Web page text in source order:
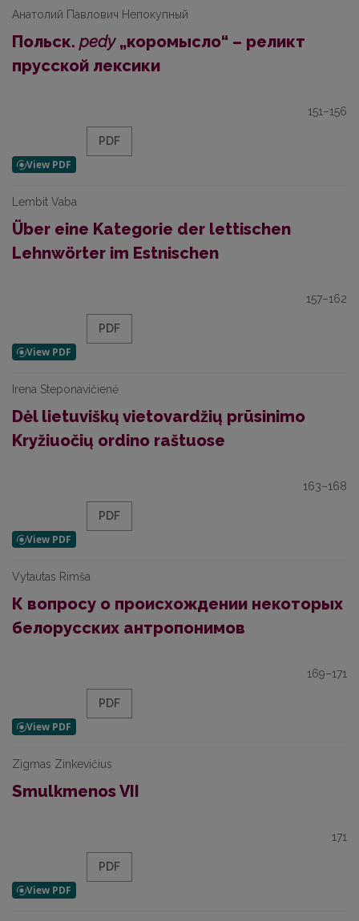
Анатолий Павлович Непокупный
Польск. pedy„коромысло“ – реликт
прусской лексики
151–156
PDF
Lembit Vaba
Über eine Kategorie der lettischen
Lehnwörter im Estnischen
157–162
PDF
Irena Steponavičienė
Dėl lietuviškų vietovardžių prūsinimo
Kryžiuočių ordino raštuose
163–168
PDF
Vytautas Rimša
К вопросу о происхождении некоторых
белорусских антропонимов
169–171
PDF
Zigmas Zinkevičius
Smulkmenos VII
171
PDF